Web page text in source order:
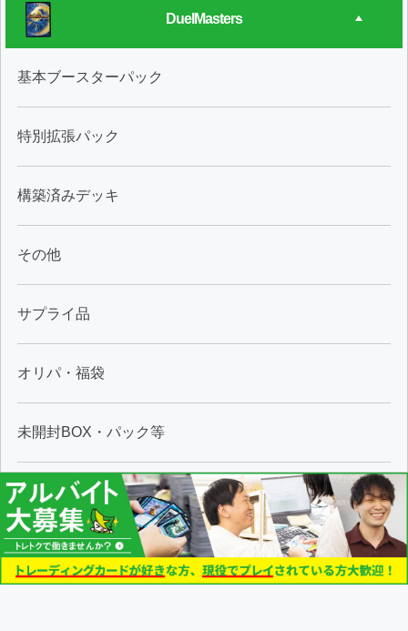
DuelMasters
基本ブースターパック
特別拡張パック
構築済みデッキ
その他
サプライ品
オリパ・福袋
未開封BOX・パック等